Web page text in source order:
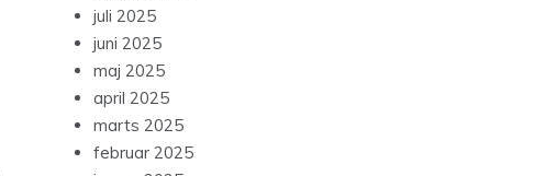
juli 2025
juni 2025
maj 2025
april 2025
marts 2025
februar 2025